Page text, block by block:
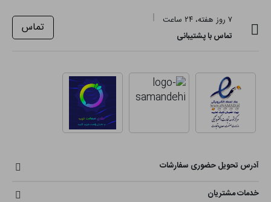
۷ روز هفته، ۲۴ ساعت
تماس با پشتیبانی
تماس
آدرس تحویل حضوری سفارشات
خدمات مشتریان